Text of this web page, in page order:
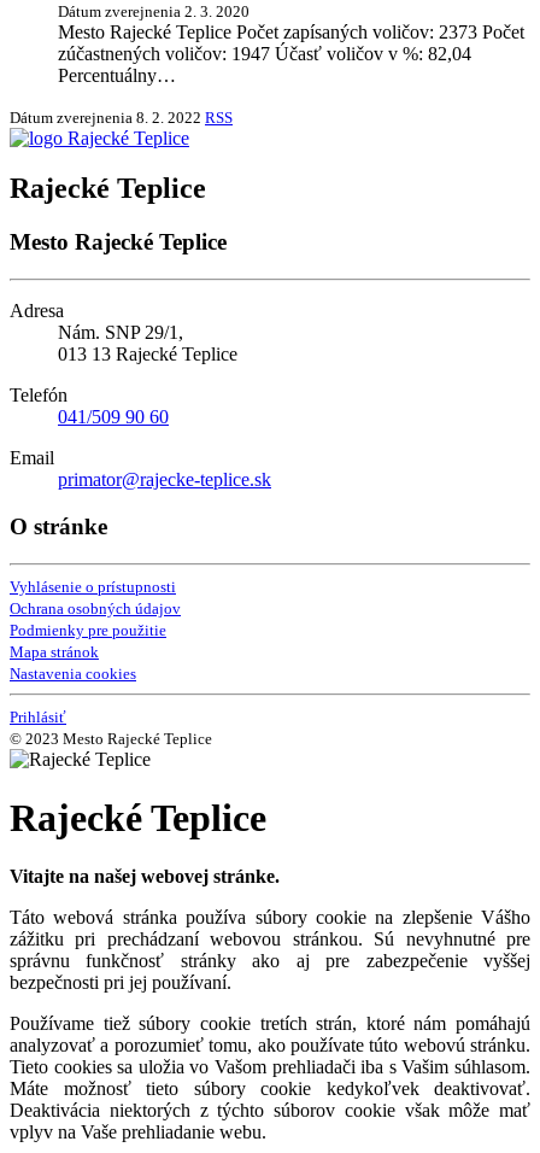
Dátum zverejnenia 2. 3. 2020
Mesto Rajecké Teplice Počet zapísaných voličov: 2373 Počet
zúčastnených voličov: 1947 Účasť voličov v %: 82,04
Percentuálny…
Dátum zverejnenia 8. 2. 2022 RSS
Rajecké Teplice
Mesto Rajecké Teplice
Adresa
Nám. SNP 29/1,
013 13 Rajecké Teplice
Telefón
041/509 90 60
Email
primator@rajecke-teplice.sk
O stránke
Vyhlásenie o prístupnosti
Ochrana osobných údajov
Podmienky pre použitie
Mapa stránok
Nastavenia cookies
Prihlásiť
© 2023 Mesto Rajecké Teplice
Rajecké Teplice
Vitajte na našej webovej stránke.
Táto webová stránka používa súbory cookie na zlepšenie Vášho
zážitku pri prechádzaní webovou stránkou. Sú nevyhnutné pre
správnu funkčnosť stránky ako aj pre zabezpečenie vyššej
bezpečnosti pri jej používaní.
Používame tiež súbory cookie tretích strán, ktoré nám pomáhajú
analyzovať a porozumieť tomu, ako používate túto webovú stránku.
Tieto cookies sa uložia vo Vašom prehliadači iba s Vašim súhlasom.
Máte možnosť tieto súbory cookie kedykoľvek deaktivovať.
Deaktivácia niektorých z týchto súborov cookie však môže mať
vplyv na Vaše prehliadanie webu.